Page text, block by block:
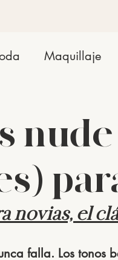
Maquillaje
nude
novias, el
falla. Los tonos